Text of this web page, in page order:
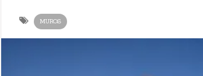
MUROS